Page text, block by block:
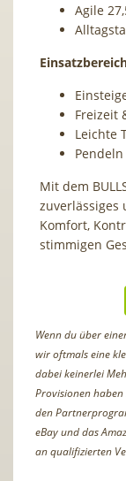
Agile
Freizeit
Leichte
Mit dem
zuverlässiges
Komfort,
stimmigen
Wenn du über
wir oftmals eine
dabei keinerlei
Provisionen
den
eBay und das
an qualifizierten